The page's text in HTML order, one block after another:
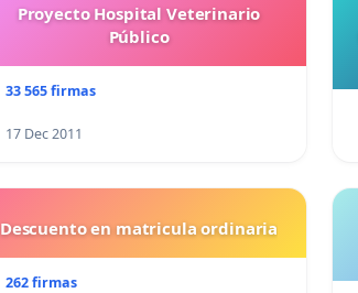
Proyecto Hospital Veterinario
Público
33 565 firmas
17 Dec 2011
Descuento en matricula ordinaria
262 firmas